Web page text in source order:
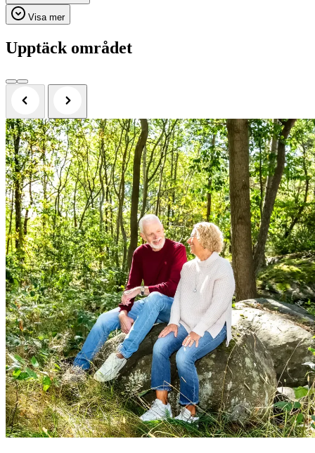
Visa mer
Upptäck området